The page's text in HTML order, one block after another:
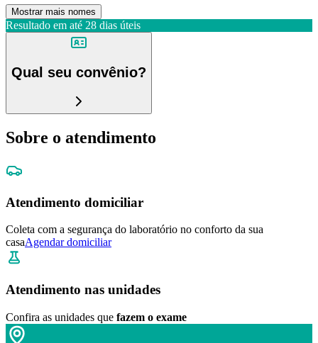
Mostrar mais nomes
Resultado em até 28 dias úteis
Qual seu convênio?
Sobre o atendimento
Atendimento domiciliar
Coleta com a segurança do laboratório no conforto da sua
casaAgendar domiciliar
Atendimento nas unidades
Confira as unidades que fazem o exame